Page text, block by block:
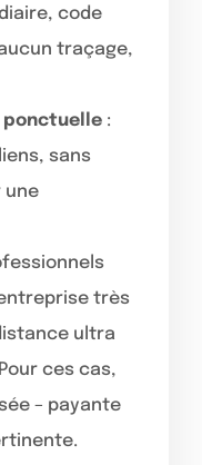
code
traçage,
ponctuelle :
sans
une
très
ultra
ces cas,
– payante